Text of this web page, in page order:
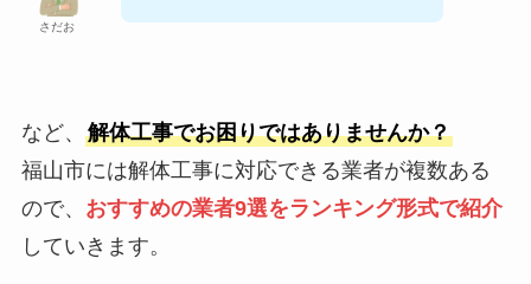
さだお
など、 解体工事でお困りではありませんか？
福山市には解体工事に対応できる業者が複数ある
ので、 おすすめの業者9選をランキング形式で紹介
していきます。